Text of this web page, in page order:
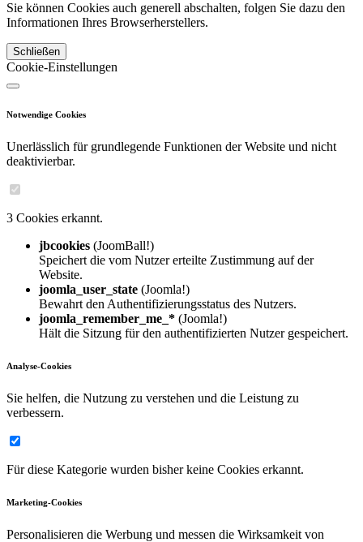
Sie können Cookies auch generell abschalten, folgen Sie dazu den
Informationen Ihres Browserherstellers.
Schließen
Cookie-Einstellungen
Notwendige Cookies
Unerlässlich für grundlegende Funktionen der Website und nicht
deaktivierbar.
3 Cookies erkannt.
jbcookies (JoomBall!)
Speichert die vom Nutzer erteilte Zustimmung auf der
Website.
joomla_user_state (Joomla!)
Bewahrt den Authentifizierungsstatus des Nutzers.
joomla_remember_me_* (Joomla!)
Hält die Sitzung für den authentifizierten Nutzer gespeichert.
Analyse-Cookies
Sie helfen, die Nutzung zu verstehen und die Leistung zu
verbessern.
Für diese Kategorie wurden bisher keine Cookies erkannt.
Marketing-Cookies
Personalisieren die Werbung und messen die Wirksamkeit von